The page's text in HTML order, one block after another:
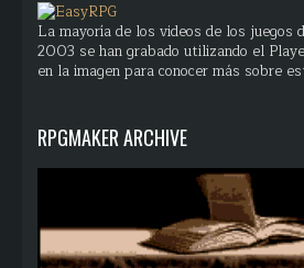
La mayoría de los videos de los
2003 se han grabado utilizando el
en la imagen para conocer más sobre
RPGMAKER ARCHIVE